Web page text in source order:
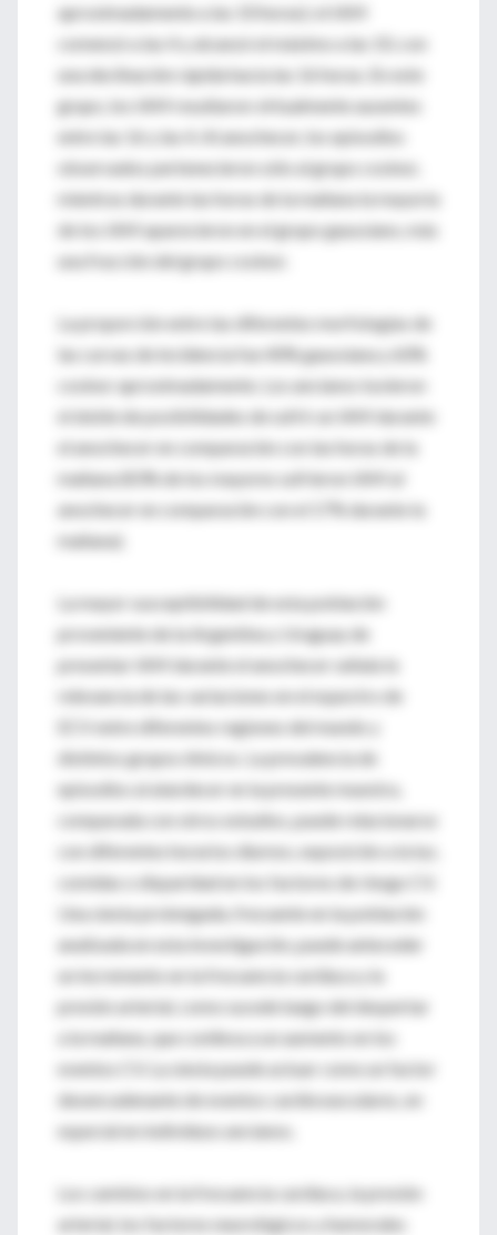
aproximadamente a las 10 horas); el IAM
comenzó a las 4 y alcanzó el máximo a las 10, con
una declinación rápida hacia las 16 horas. En este
grupo, los IAM resultaron virtualmente ausentes
entre las 16 y las 4. Al anochecer, los episodios
observados pertenecieron sólo al grupo cosinor,
mientras durante las horas de la mañana la mayoría
de los IAM aparecieron en el grupo gaussiano, más
una fracción del grupo cosinor.
La proporción entre las diferentes morfologías de
las curvas de incidencia fue 40% gaussiana y 60%
cosinor aproximadamente. Los ancianos tuvieron
el doble de posibilidades de sufrir un IAM durante
el anochecer en comparación con las horas de la
mañana (83% de los mayores sufrieron IAM al
anochecer en comparación con el 17% durante la
mañana).
La mayor susceptibilidad de esta población
proveniente de la Argentina y Uruguay de
presentar IAM durante el anochecer señala la
relevancia de las variaciones en el espectro de
ECV entre diferentes regiones del mundo y
distintos grupos étnicos. La prevalencia de
episodios al atardecer en la presente muestra,
comparada con otros estudios, puede relacionarse
con diferentes horarios diurnos, exposición a la luz,
comidas o disparidad en los factores de riesgo CV.
Una siesta prolongada, frecuente en la población
analizada en esta investigación, puede anteceder
un incremento en la frecuencia cardíaca y la
presión arterial, como sucede luego del despertar
a la mañana, que conlleva a un aumento en los
eventos CV. La siesta puede actuar como un factor
desencadenante de eventos cardiovasculares, en
especial en individuos ancianos.
Los cambios en la frecuencia cardíaca, la presión
arterial, los factores neurológicos y humorales